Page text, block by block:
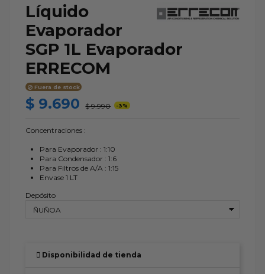
Líquido
Evaporador
SGP 1L Evaporador
ERRECOM
Fuera de stock
$ 9.690 $ 9.990 -3%
Concentraciones :
Para Evaporador : 1:10
Para Condensador : 1:6
Para Filtros de A/A : 1:15
Envase 1 LT
Depósito
Disponibilidad de tienda